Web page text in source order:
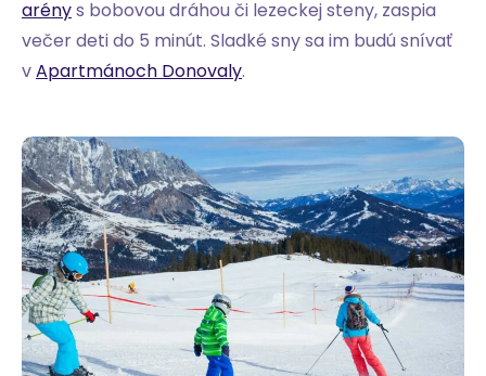
arénys bobovou dráhou či lezeckej steny, zaspia
večer deti do 5 minút. Sladké sny sa im budú snívať
vApartmánoch Donovaly.